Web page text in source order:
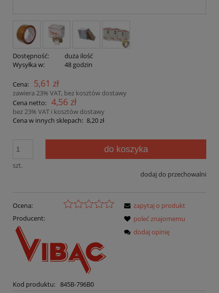
Dostępność:
duża ilość
Wysyłka w:
48 godzin
Cena: 5,61 zł
zawiera 23% VAT, bez kosztów dostawy
Cena netto: 4,56 zł
bez 23% VAT i kosztów dostawy
Cena w innych sklepach: 8,20 zł
szt.
do koszyka
dodaj do przechowalni
Ocena:
Producent:
Kod produktu: 845B-796B0
zapytaj o produkt
poleć znajomemu
dodaj opinię